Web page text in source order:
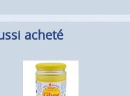
acheté